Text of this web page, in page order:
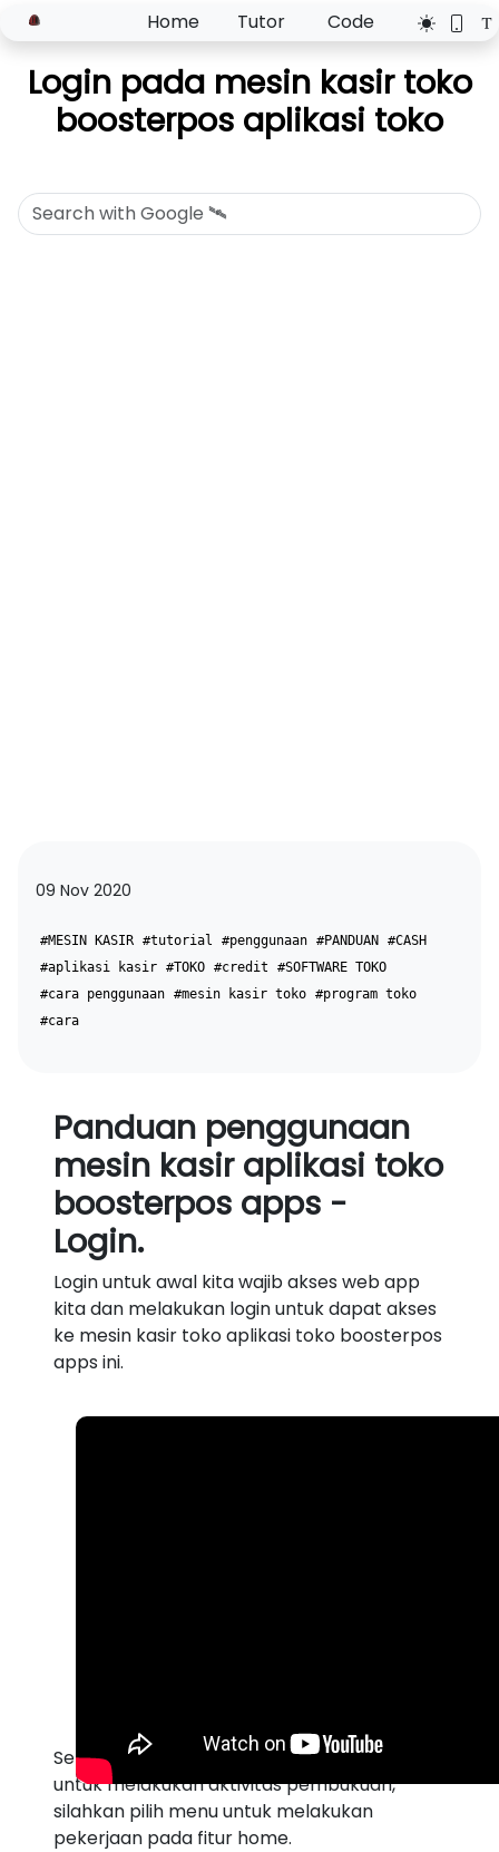
Home Tutor Code
Login pada mesin kasir toko
boosterpos aplikasi toko
09 Nov 2020
#MESIN KASIR #tutorial #penggunaan #PANDUAN #CASH
#aplikasi kasir #TOKO #credit
#SOFTWARE TOKO
#cara penggunaan #mesin kasir toko #program toko
#cara
Panduan penggunaan
mesin kasir aplikasi toko
boosterpos apps -
Login.
Login untuk awal kita wajib akses web app
kita dan melakukan login untuk dapat akses
ke mesin kasir toko aplikasi toko boosterpos
apps ini.
Setelah login selanjutnya memudahkan kita
untuk melakukan aktivitas pembukuan,
silahkan pilih menu untuk melakukan
pekerjaan pada fitur home.